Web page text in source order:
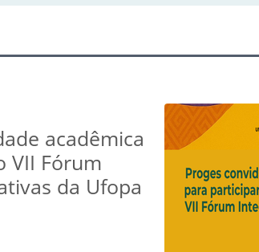
acadêmica
VII Fórum
da Ufopa